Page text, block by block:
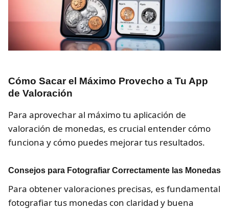
Cómo Sacar el Máximo Provecho a Tu App
de Valoración
Para aprovechar al máximo tu aplicación de
valoración de monedas, es crucial entender cómo
funciona y cómo puedes mejorar tus resultados.
Consejos para Fotografiar Correctamente las Monedas
Para obtener valoraciones precisas, es fundamental
fotografiar tus monedas con claridad y buena